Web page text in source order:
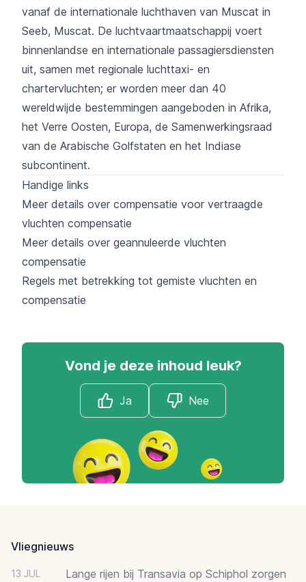
vanaf de internationale luchthaven van Muscat in
Seeb, Muscat. De luchtvaartmaatschappij voert
binnenlandse en internationale passagiersdiensten
uit, samen met regionale luchttaxi- en
chartervluchten; er worden meer dan 40
wereldwijde bestemmingen aangeboden in Afrika,
het Verre Oosten, Europa, de Samenwerkingsraad
van de Arabische Golfstaten en het Indiase
subcontinent.
Handige links
Meer details over compensatie voor vertraagde
vluchten compensatie
Meer details over geannuleerde vluchten
compensatie
Regels met betrekking tot gemiste vluchten en
compensatie
Vond je deze inhoud leuk?
Ja Nee
Vliegnieuws
13 JUL
Lange rijen bij Transavia op Schiphol zorgen